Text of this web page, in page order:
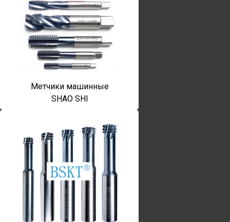
Метчики машинные
SHAO SHI